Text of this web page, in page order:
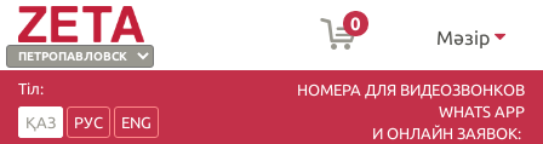
0
Мәзір
Тіл:
ҚАЗ
РУС
ENG
НОМЕРА ДЛЯ ВИДЕОЗВОНКОВ
WHATS APP
И ОНЛАЙН ЗАЯВОК: